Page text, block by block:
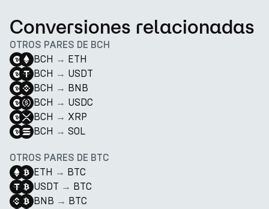
Conversiones relacionadas
OTROS PARES DE BCH
BCH → ETH
BCH → USDT
BCH → BNB
BCH → USDC
BCH → XRP
BCH → SOL
OTROS PARES DE BTC
ETH → BTC
USDT → BTC
BNB → BTC